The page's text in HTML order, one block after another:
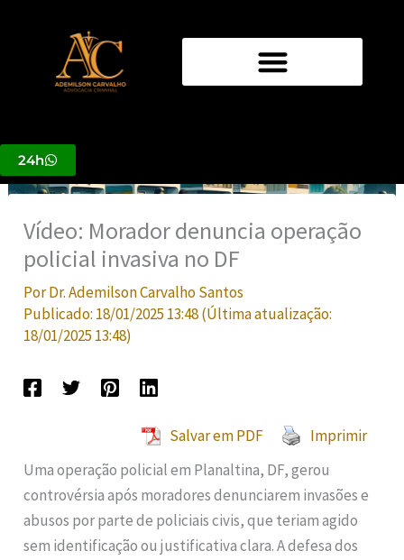
conteúdo
24h
Vídeo: Morador denuncia operação
policial invasiva no DF
PorDr. Ademilson Carvalho Santos
Publicado: 18/01/2025 13:48(Última atualização:
18/01/2025 13:48)
Salvar em PDF
Imprimir
Uma operação policial em Planaltina, DF, gerou
controvérsia após moradores denunciarem invasões e
abusos por parte de policiais civis, que teriam agido
sem identificação ou justificativa clara. A defesa dos